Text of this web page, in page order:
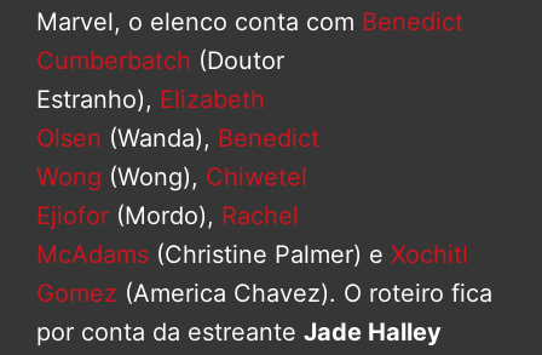
Marvel, o elenco conta com Benedict
Cumberbatch (Doutor
Estranho), Elizabeth
Olsen (Wanda), Benedict
Wong (Wong), Chiwetel
Ejiofor (Mordo), Rachel
McAdams (Christine Palmer) e Xochitl
Gomez (America Chavez). O roteiro fica
por conta da estreante Jade Halley